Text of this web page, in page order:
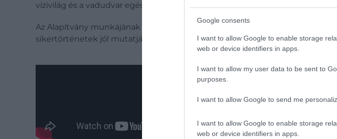
Google consents
I want to allow Google to enable storage
web or device identifiers in apps.
I want to allow my user data to be sent to
purposes.
I want to allow Google to send me
I want to allow Google to enable storage
web or device identifiers in apps.
vízivilág és a vadudvar egész évben izgalmas programokkal várja a
Az Alapítvány munkájának eredményei önmagukért beszélnek: csak az
sikertörténetek jól mutatják, hogy az elkötelezett munka és a társadalmi